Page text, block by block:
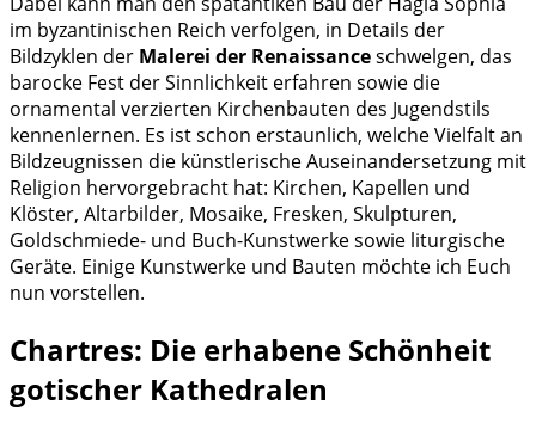
im byzantinischen Reich verfolgen, in Details der
Bildzyklen der Malerei der Renaissanceschwelgen, das
barocke Fest der Sinnlichkeit erfahren sowie die
ornamental verzierten Kirchenbauten des Jugendstils
kennenlernen. Es ist schon erstaunlich, welche Vielfalt an
Bildzeugnissen die künstlerische Auseinandersetzung mit
Religion hervorgebracht hat: Kirchen, Kapellen und
Klöster, Altarbilder, Mosaike, Fresken, Skulpturen,
Goldschmiede- und Buch-Kunstwerke sowie liturgische
Geräte. Einige Kunstwerke und Bauten möchte ich Euch
nun vorstellen.
Chartres: Die erhabene Schönheit
gotischer Kathedralen